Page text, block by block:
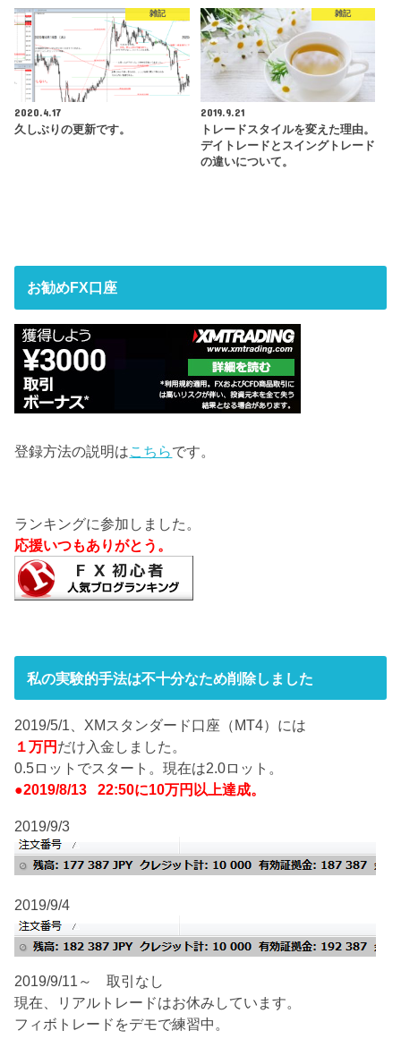
雑記
2020.4.17
久しぶりの更新です。
雑記
2019.9.21
トレードスタイルを変えた理由。
デイトレードとスイングトレード
の違いについて。
お勧めFX口座
登録方法の説明はこちらです。
ランキングに参加しました。
応援いつもありがとう。
私の実験的手法は不十分なため削除しました
2019/5/1、XMスタンダード口座（MT4）には
１万円 だけ入金しました。
0.5ロットでスタート。現在は2.0ロット。
●2019/8/13 22:50に10万円以上達成。
2019/9/3
2019/9/4
2019/9/11～ 取引なし
現在、リアルトレードはお休みしています。
フィボトレードをデモで練習中。